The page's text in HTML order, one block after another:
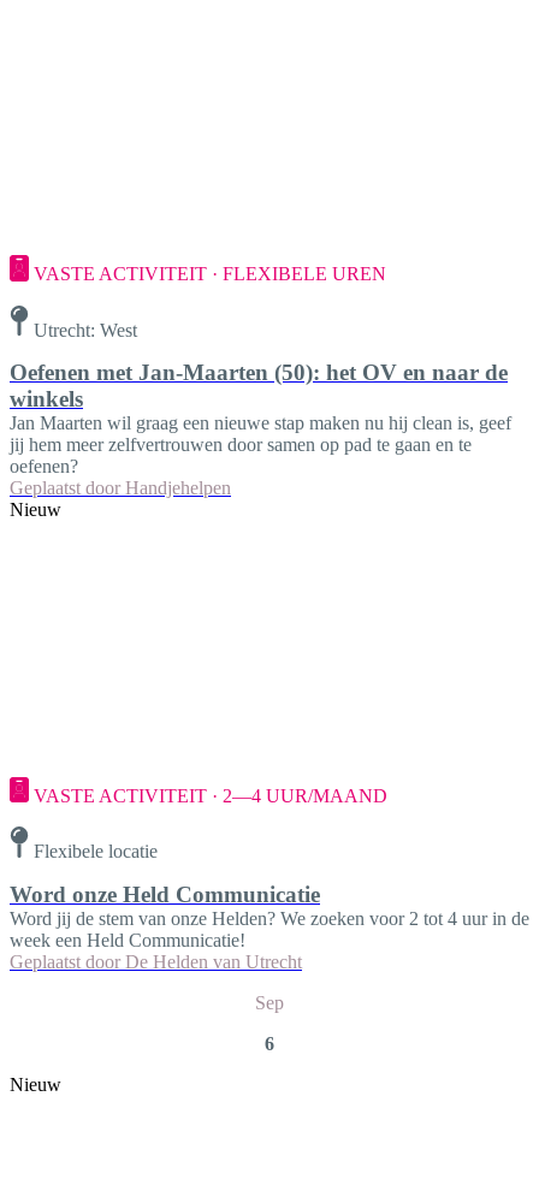
VASTE ACTIVITEIT · FLEXIBELE UREN
Utrecht: West
Oefenen met Jan-Maarten (50): het OV en naar de
winkels
Jan Maarten wil graag een nieuwe stap maken nu hij clean is, geef
jij hem meer zelfvertrouwen door samen op pad te gaan en te
oefenen?
Geplaatst door Handjehelpen
Nieuw
VASTE ACTIVITEIT · 2—4 UUR/MAAND
Flexibele locatie
Word onze Held Communicatie
Word jij de stem van onze Helden? We zoeken voor 2 tot 4 uur in de
week een Held Communicatie!
Geplaatst door De Helden van Utrecht
Sep
6
Nieuw